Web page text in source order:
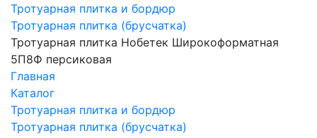
Тротуарная плитка и бордюр
Тротуарная плитка (брусчатка)
Тротуарная плитка Нобетек Широкоформатная
5П8Ф персиковая
Главная
Каталог
Тротуарная плитка и бордюр
Тротуарная плитка (брусчатка)